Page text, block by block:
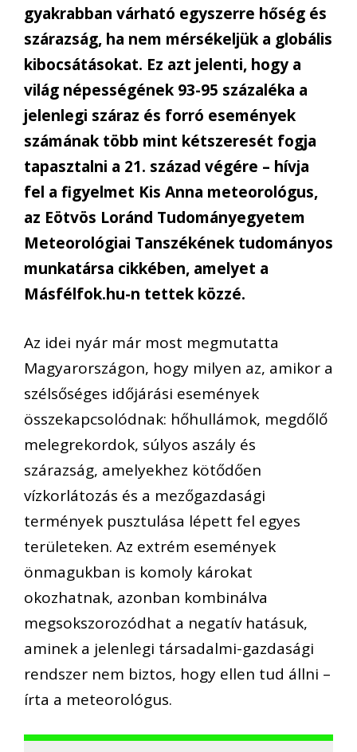
gyakrabban várható egyszerre hőség és
szárazság, ha nem mérsékeljük a globális
kibocsátásokat. Ez azt jelenti, hogy a
világ népességének 93-95 százaléka a
jelenlegi száraz és forró események
számának több mint kétszeresét fogja
tapasztalni a 21. század végére – hívja
fel a figyelmet Kis Anna meteorológus,
az Eötvös Loránd Tudományegyetem
Meteorológiai Tanszékének tudományos
munkatársa cikkében, amelyet a
Másfélfok.hu-n tettek közzé.
Az idei nyár már most megmutatta
Magyarországon, hogy milyen az, amikor a
szélsőséges időjárási események
összekapcsolódnak: hőhullámok, megdőlő
melegrekordok, súlyos aszály és
szárazság, amelyekhez kötődően
vízkorlátozás és a mezőgazdasági
termények pusztulása lépett fel egyes
területeken. Az extrém események
önmagukban is komoly károkat
okozhatnak, azonban kombinálva
megsokszorozódhat a negatív hatásuk,
aminek a jelenlegi társadalmi-gazdasági
rendszer nem biztos, hogy ellen tud állni –
írta a meteorológus.